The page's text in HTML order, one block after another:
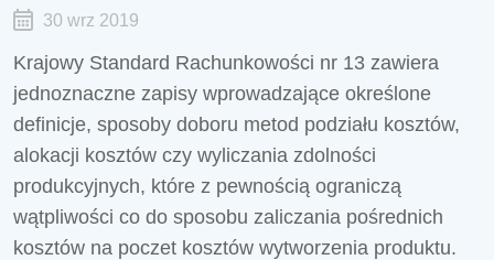
30 wrz 2019
Krajowy Standard Rachunkowości nr 13 zawiera
jednoznaczne zapisy wprowadzające określone
definicje, sposoby doboru metod podziału kosztów,
alokacji kosztów czy wyliczania zdolności
produkcyjnych, które z pewnością ograniczą
wątpliwości co do sposobu zaliczania pośrednich
kosztów na poczet kosztów wytworzenia produktu.